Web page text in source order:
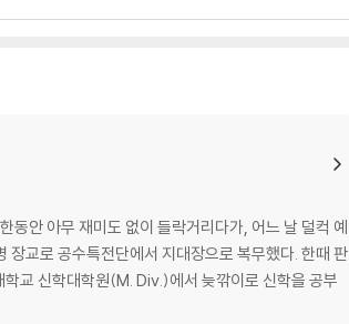
동안 아무 재미도 없이 들락거리다가, 어느 날 덜컥 예
장교로 공수특전단에서 지대장으로 복무했다. 한때 판
교 신학대학원(M. Div.)에서 늦깎이로 신학을 공부